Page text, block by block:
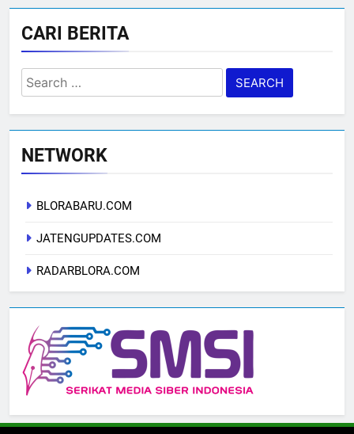
CARI BERITA
Search
for:
NETWORK
BLORABARU.COM
JATENGUPDATES.COM
RADARBLORA.COM